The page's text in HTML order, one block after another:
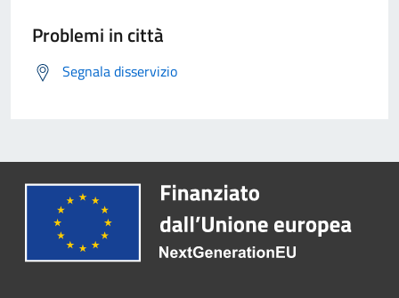
Problemi in città
Segnala disservizio